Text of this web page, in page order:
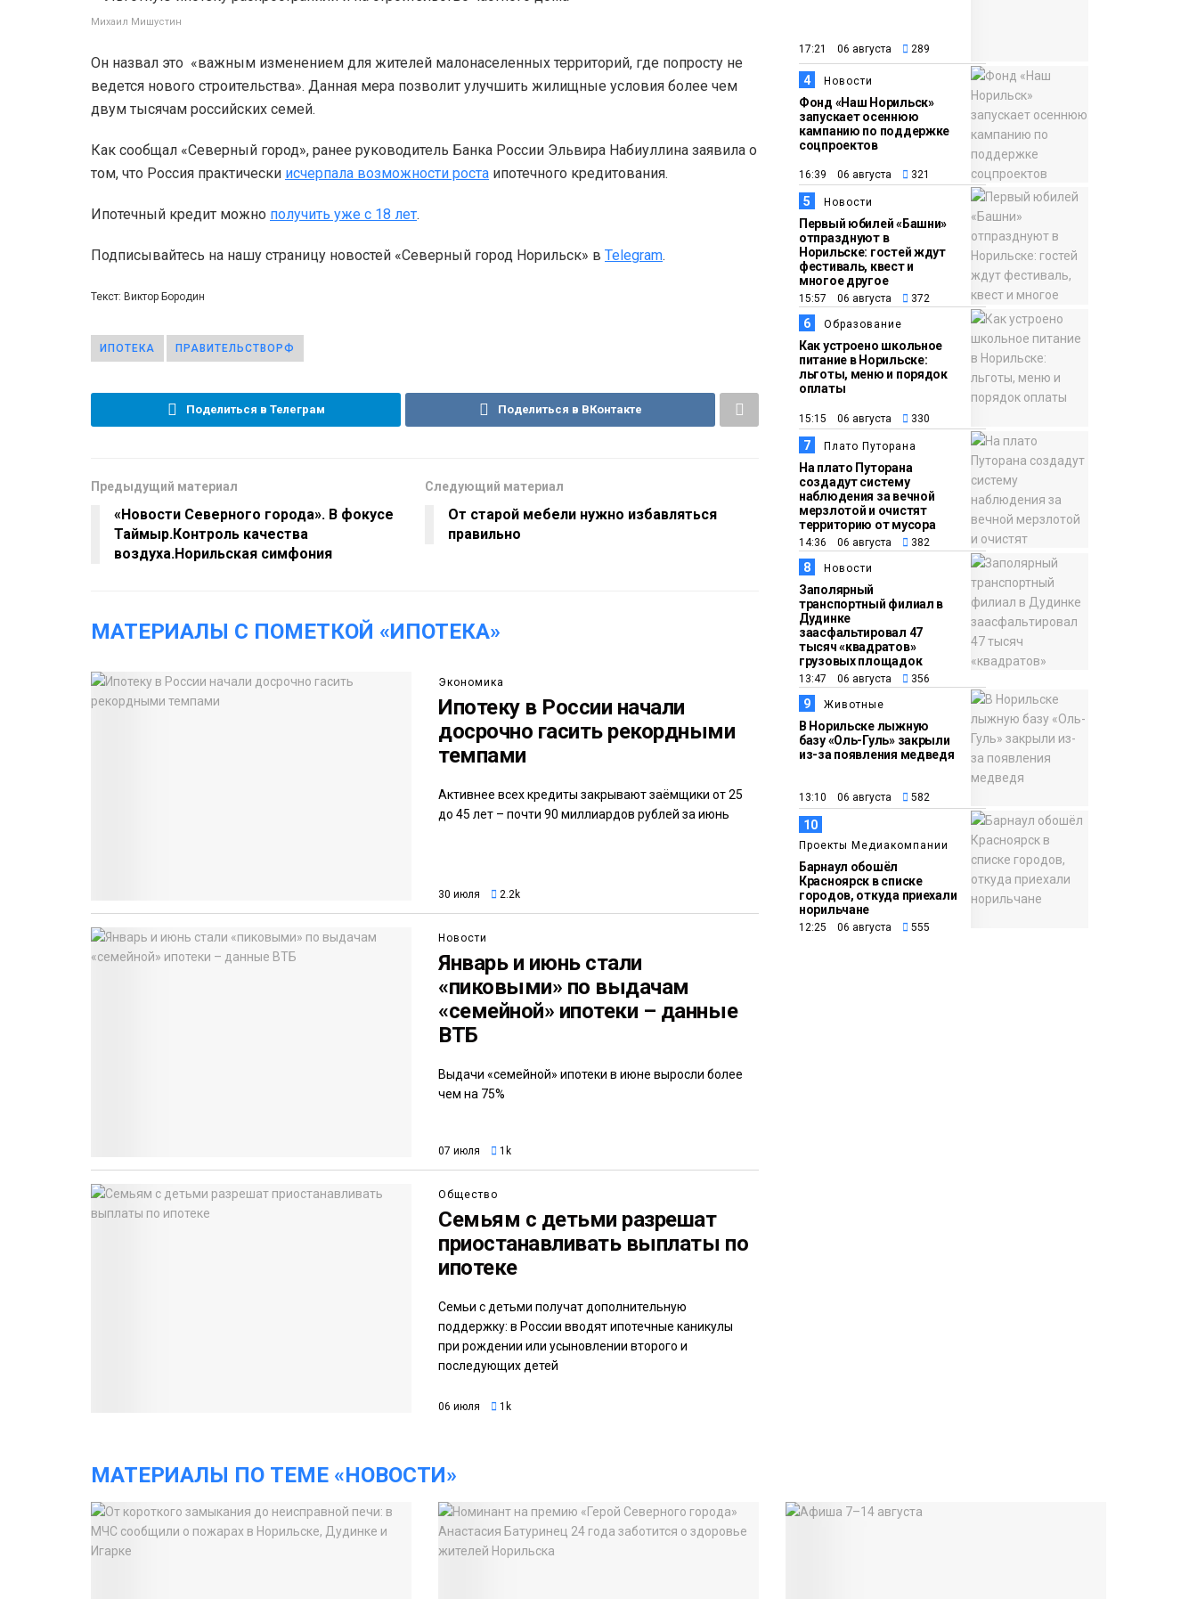
Михаил Мишустин
Он назвал это «важным изменением для жителей малонаселенных территорий, где попросту не
ведется нового строительства». Данная мера позволит улучшить жилищные условия более чем
двум тысячам российских семей.
Как сообщал «Северный город», ранее руководитель Банка России Эльвира Набиуллина заявила о
том, что Россия практически исчерпала возможности роста ипотечного кредитования.
Ипотечный кредит можно получить уже с 18 лет.
Подписывайтесь на нашу страницу новостей «Северный город Норильск» в Telegram.
Текст: Виктор Бородин
ИПОТЕКА ПРАВИТЕЛЬСТВОРФ
Поделиться в Телеграм Поделиться в ВКонтакте
Предыдущий материал
«Новости Северного города». В фокусе
Таймыр.Контроль качества
воздуха.Норильская симфония
Следующий материал
От старой мебели нужно избавляться
правильно
МАТЕРИАЛЫ С ПОМЕТКОЙ «ИПОТЕКА»
Экономика
Ипотеку в России начали
досрочно гасить рекордными
темпами
Активнее всех кредиты закрывают заёмщики от 25
до 45 лет – почти 90 миллиардов рублей за июнь
30 июля 2.2k
Новости
Январь и июнь стали
«пиковыми» по выдачам
«семейной» ипотеки – данные
ВТБ
Выдачи «семейной» ипотеки в июне выросли более
чем на 75%
07 июля 1k
Общество
Семьям с детьми разрешат
приостанавливать выплаты по
ипотеке
Семьи с детьми получат дополнительную
поддержку: в России вводят ипотечные каникулы
при рождении или усыновлении второго и
последующих детей
06 июля 1k
12:25
Медиакомпании
Барнаул обошёл
Красноярск в
списке городов,
откуда приехали
норильчане
17:21 06 августа 289
4 Новости
Фонд «Наш Норильск»
запускает осеннюю
кампанию по поддержке
соцпроектов
16:39 06 августа 321
5 Новости
Первый юбилей «Башни»
отпразднуют в
Норильске: гостей ждут
фестиваль, квест и
многое другое
15:57 06 августа 372
6 Образование
Как устроено школьное
питание в Норильске:
льготы, меню и порядок
оплаты
15:15 06 августа 330
7 Плато Путорана
На плато Путорана
создадут систему
наблюдения за вечной
мерзлотой и очистят
территорию от мусора
14:36 06 августа 382
8 Новости
Заполярный
транспортный филиал в
Дудинке
заасфальтировал 47
тысяч «квадратов»
грузовых площадок
13:47 06 августа 356
9 Животные
В Норильске лыжную
базу «Оль-Гуль» закрыли
из-за появления медведя
13:10 06 августа 582
10
Проекты Медиакомпании
Барнаул обошёл
Красноярск в списке
городов, откуда приехали
норильчане
12:25 06 августа 555
МАТЕРИАЛЫ ПО ТЕМЕ «НОВОСТИ»